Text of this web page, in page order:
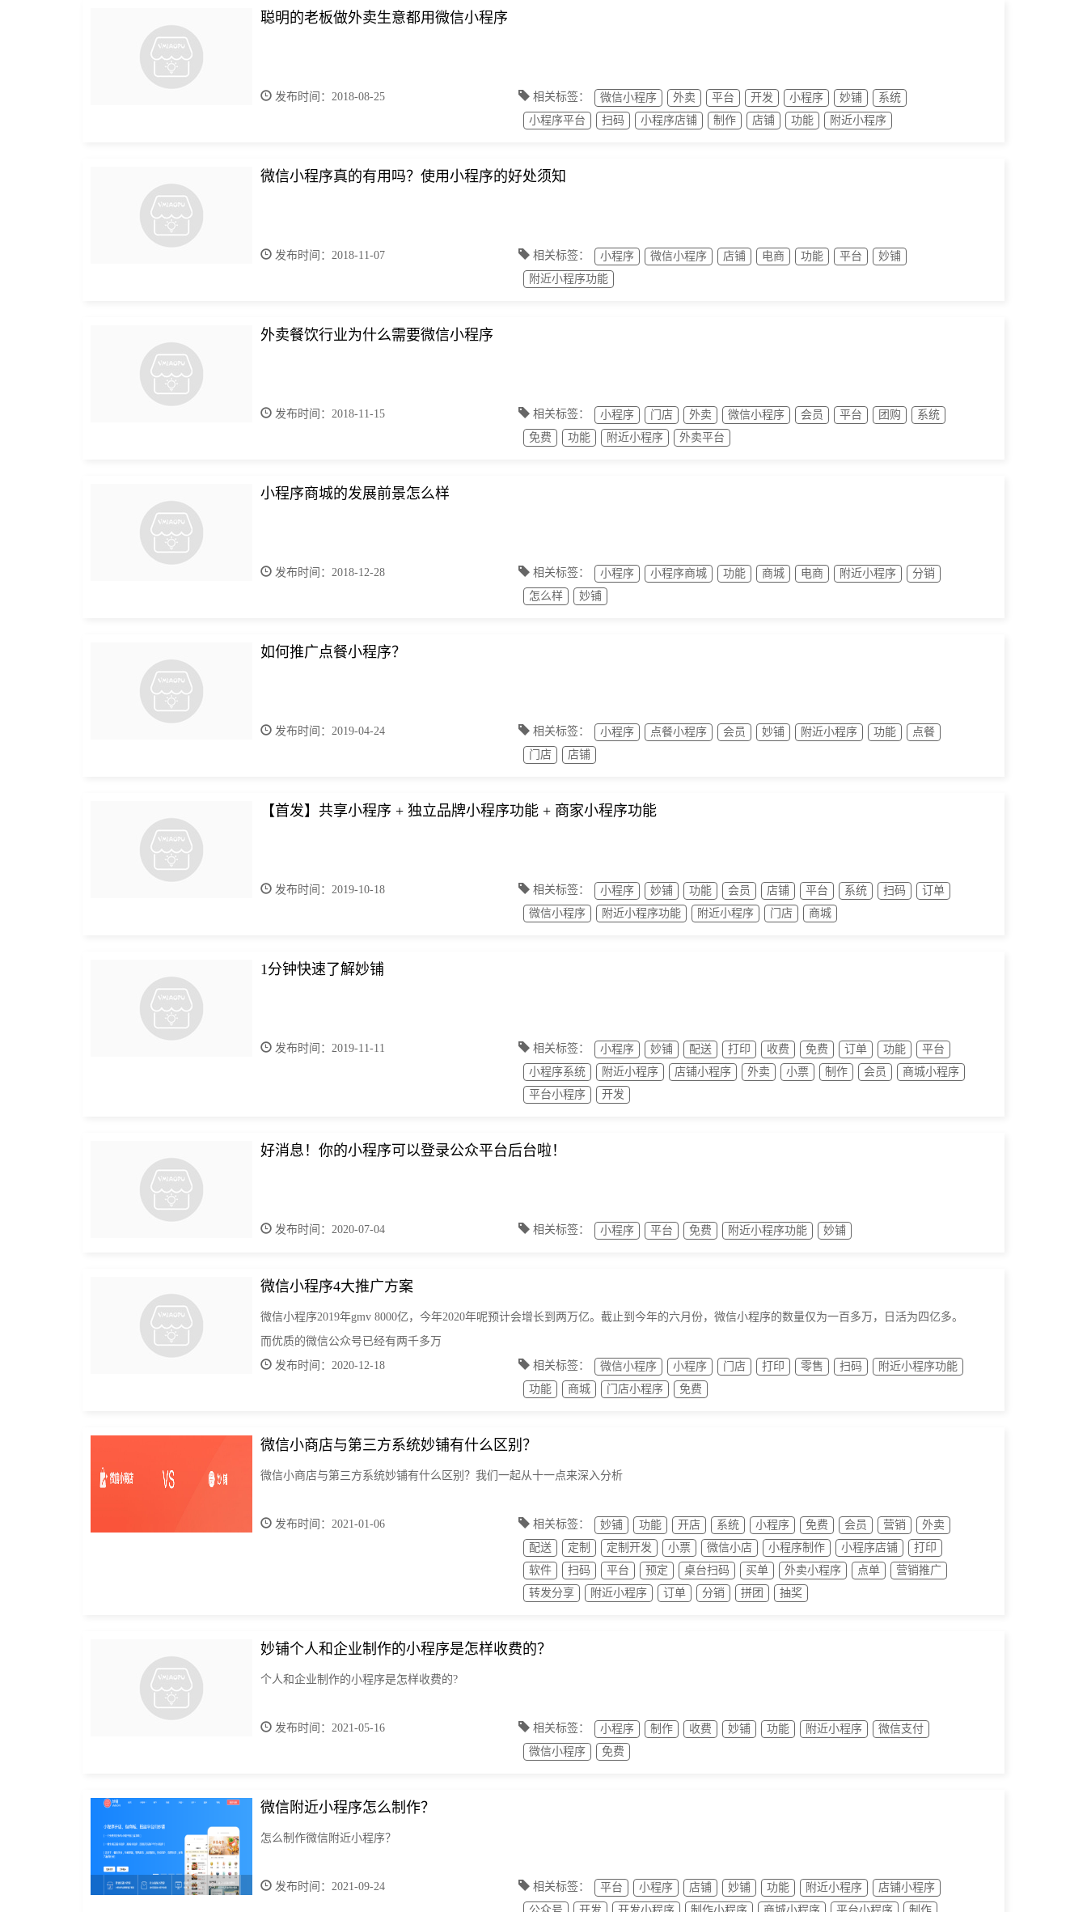
聪明的老板做外卖生意都用微信小程序
发布时间：2018-08-25 相关标签： 微信小程序 外卖 平台 开发 小程序 妙铺
系统
小程序平台
扫码 小程序店铺 制作 店铺 功能 附近小程序
微信小程序真的有用吗？使用小程序的好处须知
发布时间：2018-11-07 相关标签： 小程序 微信小程序 店铺 电商 功能 平台
妙铺
附近小程序功能
外卖餐饮行业为什么需要微信小程序
发布时间：2018-11-15 相关标签： 小程序 门店 外卖 微信小程序 会员 平台 团购
系统
免费
功能 附近小程序 外卖平台
小程序商城的发展前景怎么样
发布时间：2018-12-28 相关标签： 小程序 小程序商城 功能 商城 电商 附近小程序
分销
怎么样
妙铺
如何推广点餐小程序？
发布时间：2019-04-24 相关标签： 小程序 点餐小程序 会员 妙铺 附近小程序 功能
点餐
门店
店铺
【首发】共享小程序 + 独立品牌小程序功能 + 商家小程序功能
发布时间：2019-10-18 相关标签： 小程序 妙铺 功能 会员 店铺 平台 系统 扫码
订单
微信小程序
附近小程序功能 附近小程序 门店 商城
1分钟快速了解妙铺
发布时间：2019-11-11 相关标签： 小程序 妙铺 配送 打印 收费 免费 订单 功能
平台
小程序系统
附近小程序 店铺小程序 外卖 小票 制作 会员
商城小程序
平台小程序
开发
好消息！你的小程序可以登录公众平台后台啦！
发布时间：2020-07-04 相关标签： 小程序 平台 免费 附近小程序功能 妙铺
微信小程序4大推广方案
微信小程序2019年gmv 8000亿，今年2020年呢预计会增长到两万亿。截止到今年的六月份，微信小程序的数量仅为一百多万，日活为四亿多。
而优质的微信公众号已经有两千多万
发布时间：2020-12-18
相关标签： 微信小程序 小程序 门店 打印 零售 扫码
附近小程序功能
功能
商城 门店小程序 免费
微信小商店与第三方系统妙铺有什么区别？
微信小商店与第三方系统妙铺有什么区别？我们一起从十一点来深入分析
发布时间：2021-01-06 相关标签： 妙铺 功能 开店 系统 小程序 免费 会员 营销
外卖
配送
定制 定制开发 小票 微信小店 小程序制作 小程序店铺
打印
软件
扫码 平台 预定 桌台扫码 买单 外卖小程序 点单
营销推广
转发分享
附近小程序 订单 分销 拼团 抽奖
妙铺个人和企业制作的小程序是怎样收费的？
个人和企业制作的小程序是怎样收费的?
发布时间：2021-05-16 相关标签： 小程序 制作 收费 妙铺 功能 附近小程序
微信支付
微信小程序
免费
微信附近小程序怎么制作？
怎么制作微信附近小程序？
发布时间：2021-09-24 相关标签： 平台 小程序 店铺 妙铺 功能 附近小程序
店铺小程序